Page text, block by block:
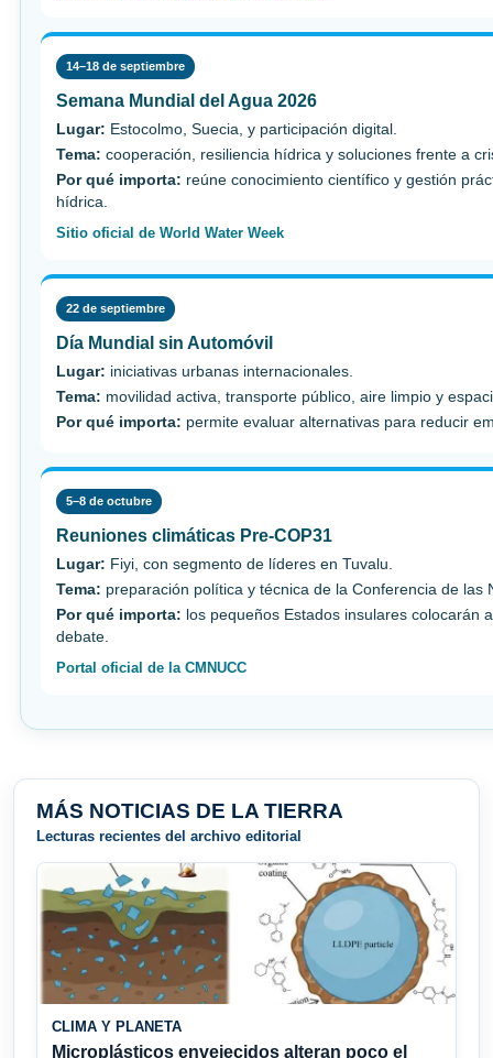
14–18 de septiembre
Semana Mundial del Agua 2026
Lugar: Estocolmo, Suecia, y participación digital.
Tema: cooperación, resiliencia hídrica y soluciones frente a
Por qué importa: reúne conocimiento científico y gestión
hídrica.
Sitio oficial de World Water Week
22 de septiembre
Día Mundial sin Automóvil
Lugar: iniciativas urbanas internacionales.
Tema: movilidad activa, transporte público, aire limpio y
Por qué importa: permite evaluar alternativas para reducir
5–8 de octubre
Reuniones climáticas Pre-COP31
Lugar: Fiyi, con segmento de líderes en Tuvalu.
Tema: preparación política y técnica de la Conferencia de las
Por qué importa: los pequeños Estados insulares colocarán
debate.
Portal oficial de la CMNUCC
MÁS NOTICIAS DE LA TIERRA
Lecturas recientes del archivo editorial
CLIMA Y PLANETA
Microplásticos envejecidos alteran poco el